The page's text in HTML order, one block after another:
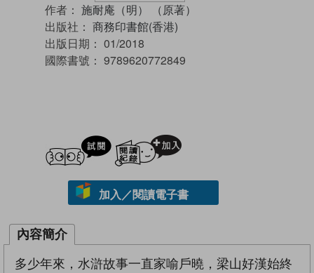
作者： 施耐庵（明） （原著）
出版社： 商務印書館(香港)
出版日期： 01/2018
國際書號： 9789620772849
試閲
加入／閱讀電子書
內容簡介
多少年來，水滸故事一直家喻戶曉，梁山好漢始終